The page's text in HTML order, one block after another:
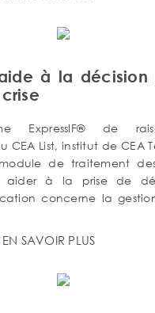
à la décision
ExpressIF® de
CEA List, institut de CEA
de traitement
aider à la prise de
concerne la
EN SAVOIR PLUS